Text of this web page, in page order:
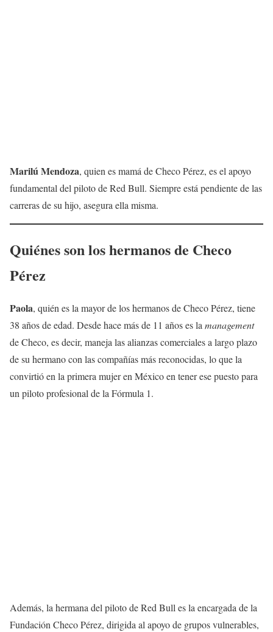
Marilú Mendoza, quien es mamá de Checo Pérez, es el apoyo
fundamental del piloto de Red Bull. Siempre está pendiente de las
carreras de su hijo, asegura ella misma.
Quiénes son los hermanos de Checo
Pérez
Paola, quién es la mayor de los hermanos de Checo Pérez, tiene
38 años de edad. Desde hace más de 11 años es lamanagement
de Checo, es decir, maneja las alianzas comerciales a largo plazo
de su hermano con las compañías más reconocidas, lo que la
convirtió en la primera mujer en México en tener ese puesto para
un piloto profesional de la Fórmula 1.
Además, la hermana del piloto de Red Bull es la encargada de la
Fundación Checo Pérez, dirigida al apoyo de grupos vulnerables,